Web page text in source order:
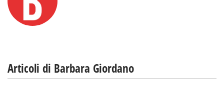
Articoli di Barbara Giordano